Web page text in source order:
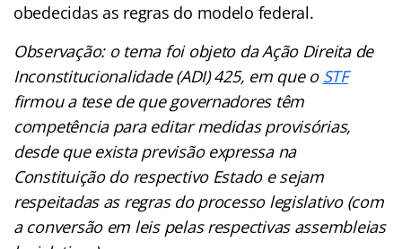
obedecidas as regras do modelo federal.
Observação: o tema foi objeto da Ação Direita de
Inconstitucionalidade (ADI) 425, em que o STF
firmou a tese de que governadores têm
competência para editar medidas provisórias,
desde que exista previsão expressa na
Constituição do respectivo Estado e sejam
respeitadas as regras do processo legislativo (com
a conversão em leis pelas respectivas assembleias